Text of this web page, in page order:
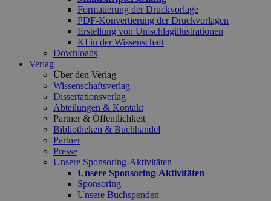
Formatierung der Druckvorlage
PDF-Konvertierung der Druckvorlagen
Erstellung von Umschlagillustrationen
KI in der Wissenschaft
Downloads
Verlag
Über den Verlag
Wissenschaftsverlag
Dissertationsverlag
Abteilungen & Kontakt
Partner & Öffentlichkeit
Bibliotheken & Buchhandel
Partner
Presse
Unsere Sponsoring-Aktivitäten
Unsere Sponsoring-Aktivitäten
Sponsoring
Unsere Buchspenden